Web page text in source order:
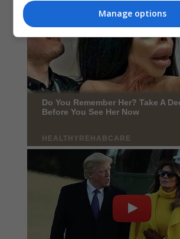
Manage options